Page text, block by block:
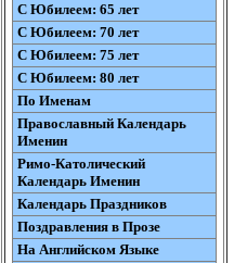
С Юбилеем: 65 лет
С Юбилеем: 70 лет
С Юбилеем: 75 лет
С Юбилеем: 80 лет
По Именам
Православный Календарь
Именин
Римо-Католический
Календарь Именин
Календарь Праздников
Поздравления в Прозе
На Английском Языке